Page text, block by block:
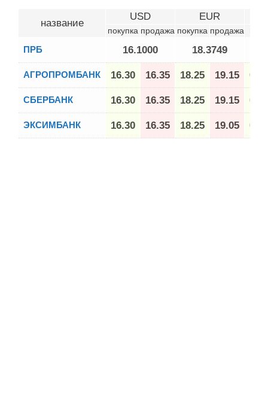
название
USD EUR
покупка продажа покупка продажа
ПРБ 16.1000 18.3749
АГРОПРОМБАНК 16.30 16.35 18.25 19.15
СБЕРБАНК 16.30 16.35 18.25 19.15
ЭКСИМБАНК 16.30 16.35 18.25 19.05